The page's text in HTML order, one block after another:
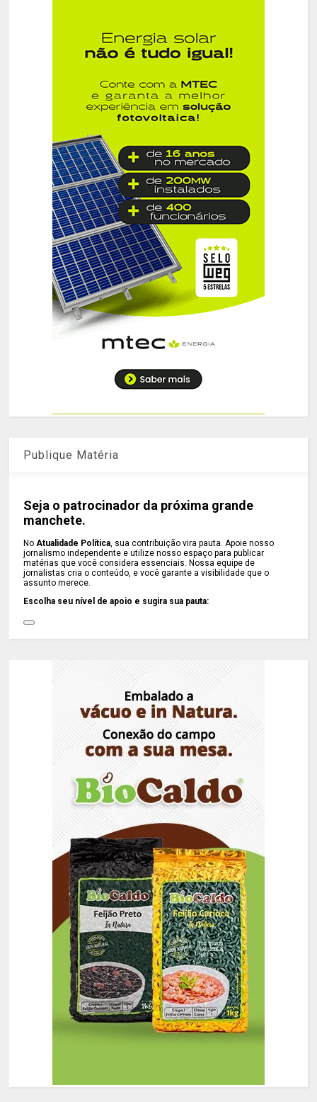
Publique Matéria
Seja o patrocinador da próxima grande
manchete.
No Atualidade Política , sua contribuição vira pauta. Apoie nosso
jornalismo independente e utilize nosso espaço para publicar
matérias que você considera essenciais. Nossa equipe de
jornalistas cria o conteúdo, e você garante a visibilidade que o
assunto merece.
Escolha seu nível de apoio e sugira sua pauta: